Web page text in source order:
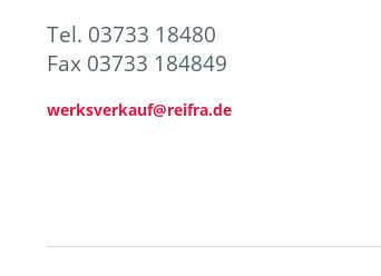
Tel. 03733 18480
Fax 03733 184849
werksverkauf@reifra.de